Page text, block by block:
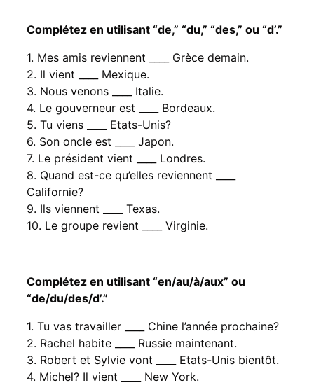
Complétez en utilisant “de,” “du,” “des,” ou “d’.”
1. Mes amis reviennent ____ Grèce demain.
2. Il vient ____ Mexique.
3. Nous venons ____ Italie.
4. Le gouverneur est ____ Bordeaux.
5. Tu viens ____ Etats-Unis?
6. Son oncle est ____ Japon.
7. Le président vient ____ Londres.
8. Quand est-ce qu’elles reviennent ____
Californie?
9. Ils viennent ____ Texas.
10. Le groupe revient ____ Virginie.
Complétez en utilisant “en/au/à/aux” ou
“de/du/des/d’.”
1. Tu vas travailler ____ Chine l’année prochaine?
2. Rachel habite ____ Russie maintenant.
3. Robert et Sylvie vont ____ Etats-Unis bientôt.
4. Michel? Il vient ____ New York.